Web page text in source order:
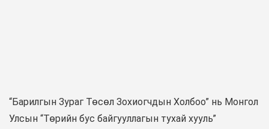
“Барилгын Зураг Төсөл Зохиогчдын Холбоо” нь Монгол
Улсын “Төрийн бус байгууллагын тухай хууль”